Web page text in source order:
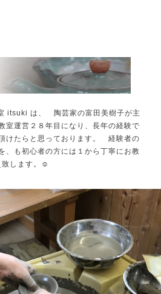
itsuki は、 陶芸家の富田美樹子が主
運営２８年目になり、長年の経験で
けたらと思っております。 経験者の
、も初心者の方には１から丁寧にお教
致します。☺️